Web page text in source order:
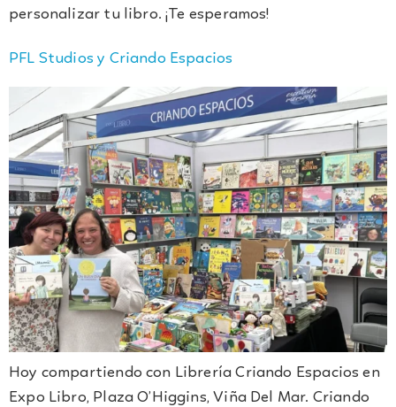
personalizar tu libro. ¡Te esperamos!
PFL Studios y Criando Espacios
Hoy compartiendo con Librería Criando Espacios en
Expo Libro, Plaza O’Higgins, Viña Del Mar. Criando